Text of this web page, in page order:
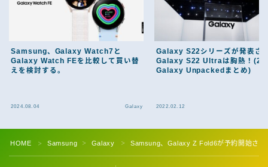
Samsung、Galaxy Watch7と
Galaxy Watch FEを比較して買い替
えを検討する。
2024.08.04 Galaxy
Galaxy S22シリーズが発表さ
Galaxy S22 Ultraは胸熱！
Galaxy Unpackedまとめ)
2022.02.12
HOME ＞ Samsung ＞ Galaxy ＞ Samsung、Galaxy Z Fold6が予約開始され